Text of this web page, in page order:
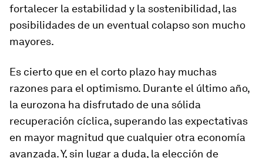
fortalecer la estabilidad y la sostenibilidad, las
posibilidades de un eventual colapso son mucho
mayores.
Es cierto que en el corto plazo hay muchas
razones para el optimismo. Durante el último año,
la eurozona ha disfrutado de una sólida
recuperación cíclica, superando las expectativas
en mayor magnitud que cualquier otra economía
avanzada. Y, sin lugar a duda, la elección de